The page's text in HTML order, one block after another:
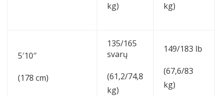
kg)
kg)
5′10″
(178 cm)
135/165
svarų
(61,2/74,8
kg)
149/183 lb
(67,6/83
kg)